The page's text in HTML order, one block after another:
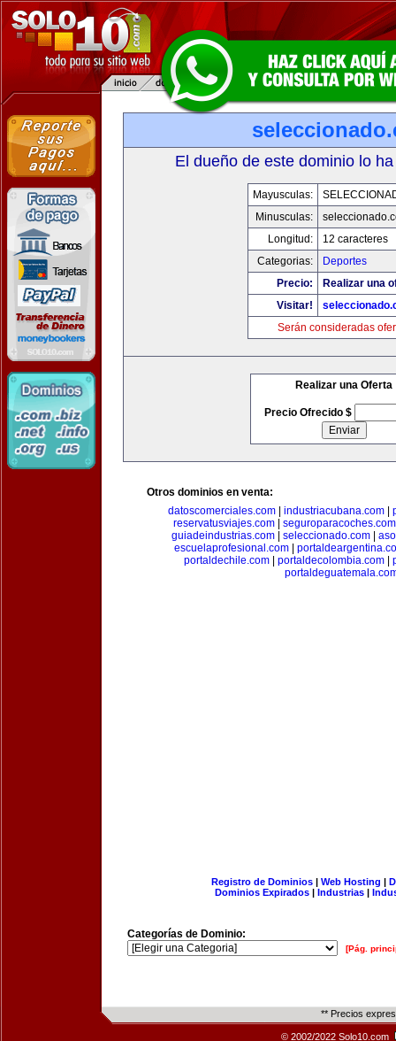
El dueño de este dominio lo
Mayusculas:
Minusculas:
Longitud:
12 caracteres
Categorias:
Deportes
Precio:
Realizar una
Visitar!
Serán consideradas
Realizar una Oferta
Precio Ofrecido $
Otros dominios en venta:
datoscomerciales.com| industriacubana.com|
reservatusviajes.com| seguroparacoches.com
guiadeindustrias.com
seleccionado.com
escuelaprofesional.com
portaldechile.com
portaldecolombia.com
Registro de Dominios| Web Hosting |
Dominios Expirados | Industrias |
Categorías de Dominio:
[Pág.
** Precios
© 2002/2022 Solo10.com